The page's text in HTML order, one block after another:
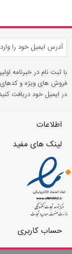
با ثبت نام در خبرنامه
فروش های ویژه و کدهای
در ایمیل خود دریافت
اطلاعات
لینک های مفید
حساب کاربری